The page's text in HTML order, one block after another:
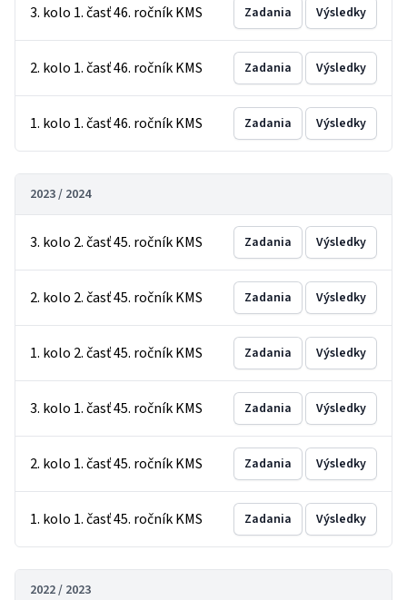
3. kolo 1. časť 46. ročník KMS Zadania Výsledky
2. kolo 1. časť 46. ročník KMS Zadania Výsledky
1. kolo 1. časť 46. ročník KMS Zadania Výsledky
2023 / 2024
3. kolo 2. časť 45. ročník KMS Zadania Výsledky
2. kolo 2. časť 45. ročník KMS Zadania Výsledky
1. kolo 2. časť 45. ročník KMS Zadania Výsledky
3. kolo 1. časť 45. ročník KMS Zadania Výsledky
2. kolo 1. časť 45. ročník KMS Zadania Výsledky
1. kolo 1. časť 45. ročník KMS Zadania Výsledky
2022 / 2023